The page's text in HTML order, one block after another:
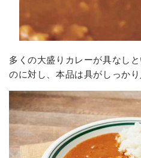
多くの大盛りカレーが具なし
のに対し、本品は具がしっかり